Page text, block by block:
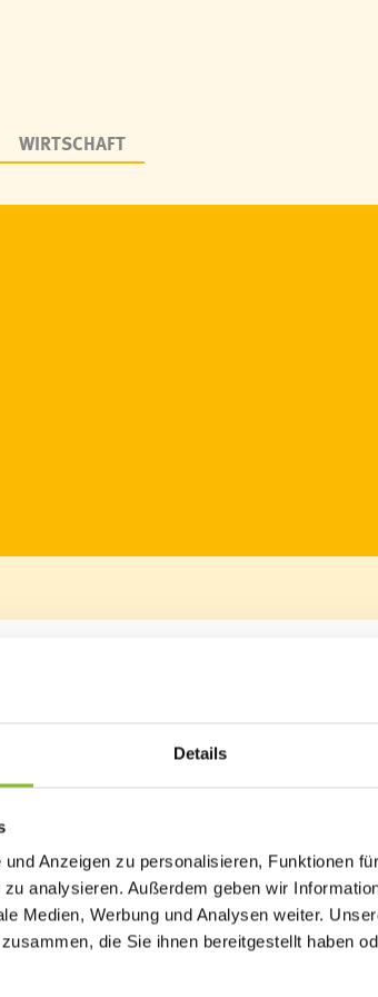
Details
Anzeigen zu personalisieren, Funktionen
analysieren. Außerdem geben wir
Medien, Werbung und Analysen weiter.
die Sie ihnen bereitgestellt haben
WIRTSCHAFT
Pfarrer und Ehrenbürger DDr. Herbert Spieler
Mathis Fotografie)
Pfarre Frastanz. Sein Wirken reichte wesentlich
Mitgestalten bedankten sich die
Ehrenbürgerschaft. Mit dem Frastanzer
zur Mitgestaltung einer lebendigen
mit engagierten Mitstreitern -